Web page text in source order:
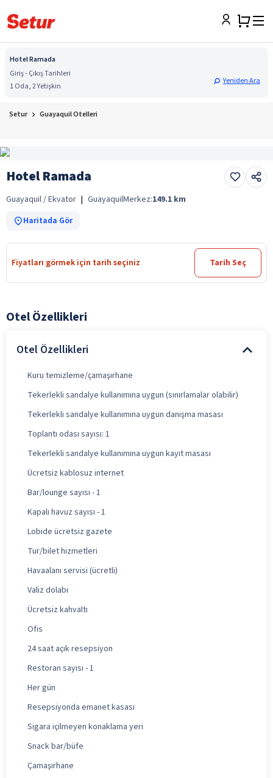
Hotel Ramada
Giriş - Çıkış Tarihleri
1 Oda, 2 Yetişkin
Yeniden Ara
Setur Guayaquil Otelleri
Hotel Ramada
Guayaquil / Ekvator | GuayaquilMerkez:149.1 km
Haritada Gör
Fiyatları görmek için tarih seçiniz Tarih Seç
Otel Özellikleri
Otel Özellikleri
Kuru temizleme/çamaşırhane
Tekerlekli sandalye kullanımına uygun (sınırlamalar olabilir)
Tekerlekli sandalye kullanımına uygun danışma masası
Toplantı odası sayısı: 1
Tekerlekli sandalye kullanımına uygun kayıt masası
Ücretsiz kablosuz internet
Bar/lounge sayısı - 1
Kapalı havuz sayısı - 1
Lobide ücretsiz gazete
Tur/bilet hizmetleri
Havaalanı servisi (ücretli)
Valiz dolabı
Ücretsiz kahvaltı
Ofis
24 saat açık resepsiyon
Restoran sayısı - 1
Her gün
Resepsiyonda emanet kasası
Sigara içilmeyen konaklama yeri
Snack bar/büfe
Çamaşırhane